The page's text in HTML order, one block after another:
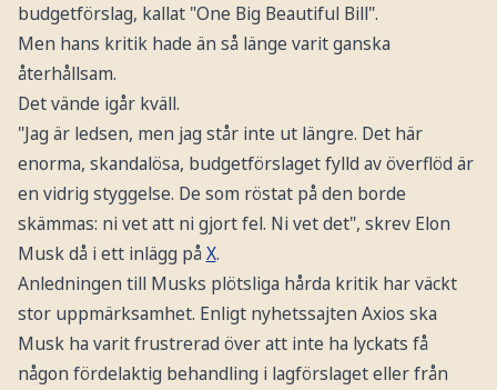
budgetförslag, kallat "One Big Beautiful Bill".
Men hans kritik hade än så länge varit ganska
återhållsam.
Det vände igår kväll.
"Jag är ledsen, men jag står inte ut längre. Det här
enorma, skandalösa, budgetförslaget fylld av överflöd är
en vidrig styggelse. De som röstat på den borde
skämmas: ni vet att ni gjort fel. Ni vet det", skrev Elon
Musk då i ett inlägg på X.
Anledningen till Musks plötsliga hårda kritik har väckt
stor uppmärksamhet. Enligt nyhetssajten Axios ska
Musk ha varit frustrerad över att inte ha lyckats få
någon fördelaktig behandling i lagförslaget eller från